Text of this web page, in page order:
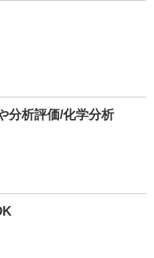
分析評価/化学分析